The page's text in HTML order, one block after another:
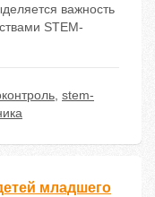
важность
STEM-
, stem-
младшего